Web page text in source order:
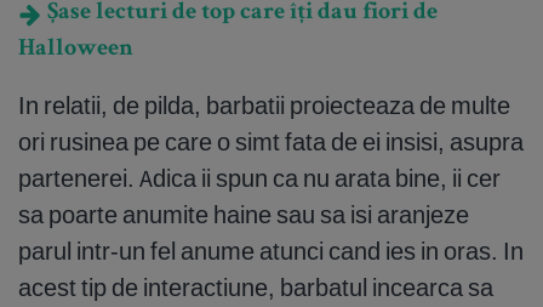
Șase lecturi de top care îți dau fiori de
Halloween
In relatii, de pilda, barbatii proiecteaza de multe
ori rusinea pe care o simt fata de ei insisi, asupra
partenerei. Adica ii spun ca nu arata bine, ii cer
sa poarte anumite haine sau sa isi aranjeze
parul intr-un fel anume atunci cand ies in oras. In
acest tip de interactiune, barbatul incearca sa